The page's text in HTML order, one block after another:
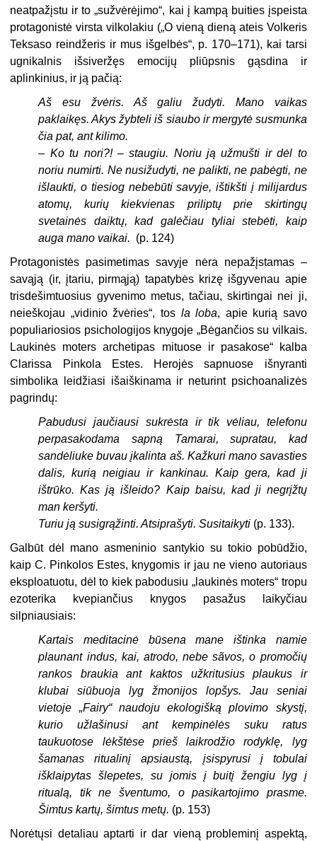
neatpažįstu ir to „sužvėrėjimo“, kai į kampą buities įspeista
protagonistė virsta vilkolakiu („O vieną dieną ateis Volkeris
Teksaso reindžeris ir mus išgelbės“, p. 170–171), kai tarsi
ugnikalnis išsiveržęs emocijų pliūpsnis gąsdina ir
aplinkinius, ir ją pačią:
Aš esu žvėris. Aš galiu žudyti. Mano vaikas
paklaikęs. Akys žybteli iš siaubo ir mergytė susmunka
čia pat, ant kilimo.
– Ko tu nori?! – staugiu. Noriu ją užmušti ir dėl to
noriu numirti. Ne nusižudyti, ne palikti, ne pabėgti, ne
išlaukti, o tiesiog nebebūti savyje, ištikšti į milijardus
atomų, kurių kiekvienas priliptų prie skirtingų
svetainės daiktų, kad galėčiau tyliai stebėti, kaip
auga mano vaikai. (p. 124)
Protagonistės pasimetimas savyje nėra nepažįstamas –
savąją (ir, įtariu, pirmąją) tapatybės krizę išgyvenau apie
trisdešimtuosius gyvenimo metus, tačiau, skirtingai nei ji,
neieškojau „vidinio žvėries“, tos la loba, apie kurią savo
populiariosios psichologijos knygoje „Bėgančios su vilkais.
Laukinės moters archetipas mituose ir pasakose“ kalba
Clarissa Pinkola Estes. Herojės sapnuose išnyranti
simbolika leidžiasi išaiškinama ir neturint psichoanalizės
pagrindų:
Pabudusi jaučiausi sukrėsta ir tik vėliau, telefonu
perpasakodama sapną Tamarai, supratau, kad
sandėliuke buvau įkalinta aš. Kažkuri mano savasties
dalis, kurią neigiau ir kankinau. Kaip gera, kad ji
ištrūko. Kas ją išleido? Kaip baisu, kad ji negrįžtų
man keršyti.
Turiu ją susigrąžinti. Atsiprašyti. Susitaikyti (p. 133).
Galbūt dėl mano asmeninio santykio su tokio pobūdžio,
kaip C. Pinkolos Estes, knygomis ir jau ne vieno autoriaus
eksploatuotu, dėl to kiek pabodusiu „laukinės moters“ tropu
ezoterika kvepiančius knygos pasažus laikyčiau
silpniausiais:
Kartais meditacinė būsena mane ištinka namie
plaunant indus, kai, atrodo, nebe sãvos, o promočių
rankos braukia ant kaktos užkritusius plaukus ir
klubai siūbuoja lyg žmonijos lopšys. Jau seniai
vietoje „Fairy“ naudoju ekologišką plovimo skystį,
kurio užlašinusi ant kempinėlės suku ratus
taukuotose lėkštėse prieš laikrodžio rodyklę, lyg
šamanas ritualinį apsiaustą, įsispyrusi į tobulai
išklaipytas šlepetes, su jomis į buitį žengiu lyg į
ritualą, tik ne šventumo, o pasikartojimo prasme.
Šimtus kartų, šimtus metų. (p. 153)
Norėtųsi detaliau aptarti ir dar vieną probleminį aspektą,